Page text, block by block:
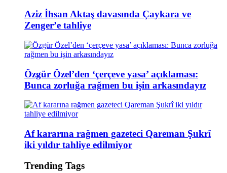
Aziz İhsan Aktaş davasında Çaykara ve
Zenger’e tahliye
Özgür Özel’den ‘çerçeve yasa’ açıklaması:
Bunca zorluğa rağmen bu işin arkasındayız
Af kararına rağmen gazeteci Qareman Şukrî
iki yıldır tahliye edilmiyor
Trending Tags